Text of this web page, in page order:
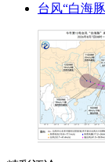
台风“白海